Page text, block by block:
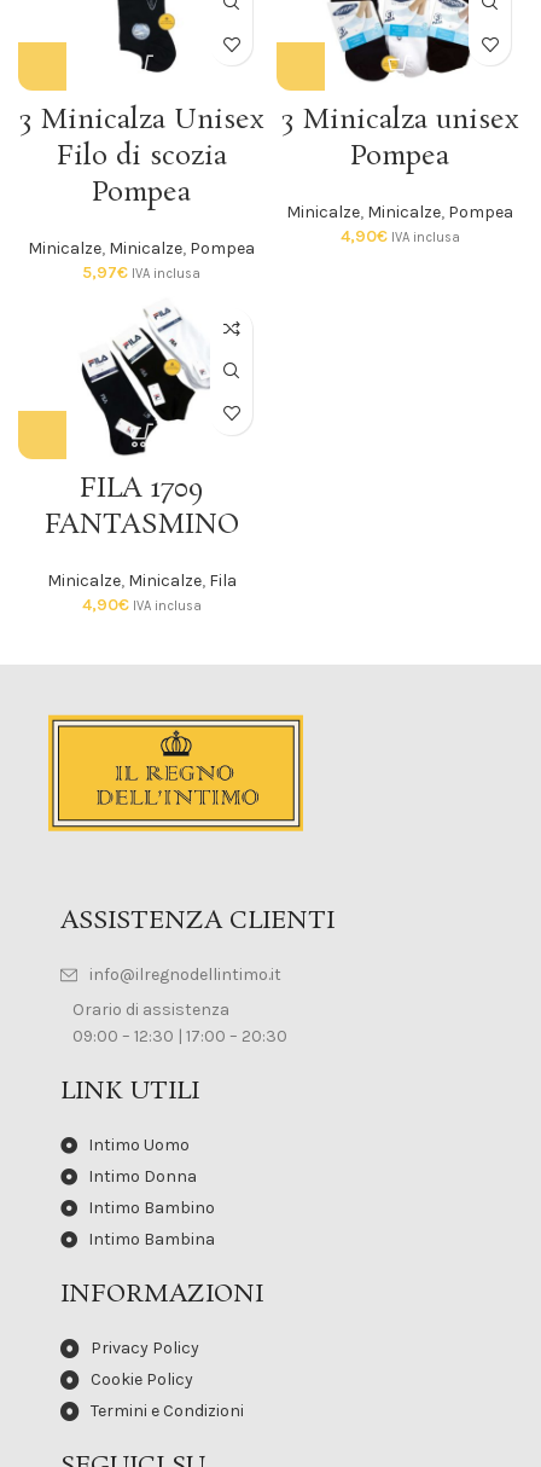
3 Minicalza Unisex
Filo di scozia
Pompea
Minicalze, Minicalze, Pompea
5,97€ IVA inclusa
3 Minicalza unisex
Pompea
Minicalze, Minicalze, Pompea
4,90€ IVA inclusa
FILA 1709
FANTASMINO
Minicalze, Minicalze, Fila
4,90€ IVA inclusa
ASSISTENZA CLIENTI
info@ilregnodellintimo.it
Orario di assistenza
09:00 – 12:30 | 17:00 – 20:30
LINK UTILI
Intimo Uomo
Intimo Donna
Intimo Bambino
Intimo Bambina
INFORMAZIONI
Privacy Policy
Cookie Policy
Termini e Condizioni